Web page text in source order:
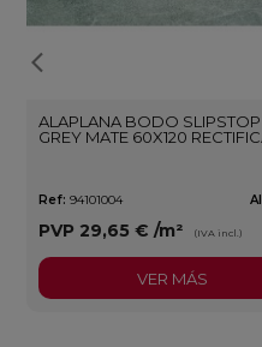
ALAPLANA BODO SLIPSTOP
GREY MATE 60X120
Ref: 94101004
PVP 29,65 € /m² (IVA incl.)
VER MÁS